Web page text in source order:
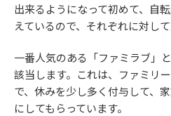
出来るようになって初めて、自
えているので、それぞれに対し
一番人気のある「ファミラブ」
該当します。これは、ファミリ
で、休みを少し多く付与して、
にしてもらっています。